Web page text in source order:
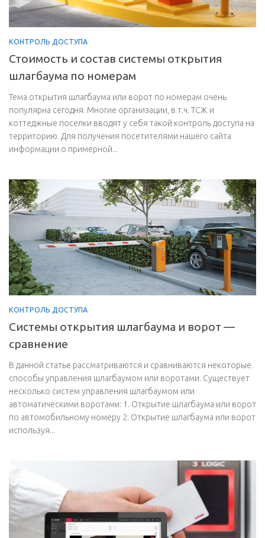
КОНТРОЛЬ ДОСТУПА
Стоимость и состав системы открытия
шлагбаума по номерам
Тема открытия шлагбаума или ворот по номерам очень
популярна сегодня. Многие организации, в т.ч. ТСЖ и
коттеджные поселки вводят у себя такой контроль доступа на
территорию. Для получения посетителями нашего сайта
информации о примерной...
КОНТРОЛЬ ДОСТУПА
Системы открытия шлагбаума и ворот —
сравнение
В данной статье рассматриваются и сравниваются некоторые
способы управления шлагбаумом или воротами. Существует
несколько систем управления шлагбаумом или
автоматическими воротами: 1. Открытие шлагбаума или ворот
по автомобильному номеру 2. Открытие шлагбаума или ворот
используя...